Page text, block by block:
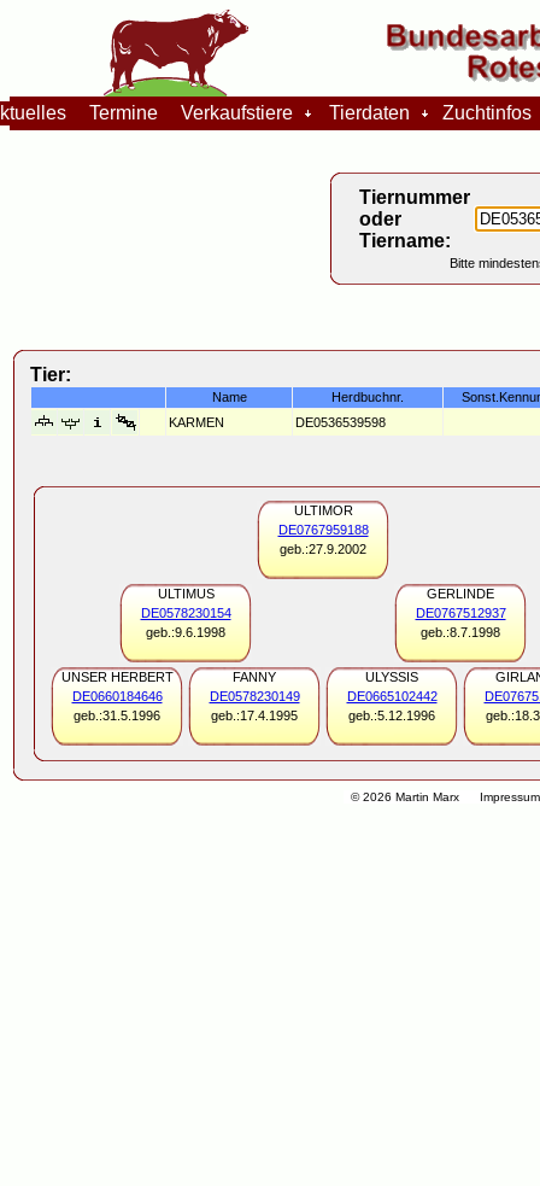
© 2026 Martin Marx
Termine Verkaufstiere Tierdaten Zuchtinfos
Tiernummer
oder
Tiername:
Bitte
Tier:
Name Herdbuchnr.
KARMEN
DE0536539598
ULTIMOR
DE0767959188
geb.:27.9.2002
ULTIMUS
DE0578230154
geb.:9.6.1998
GERLINDE
DE0767512937
geb.:8.7.1998
UNSER HERBERT
DE0660184646
geb.:31.5.1996
FANNY
DE0578230149
geb.:17.4.1995
ULYSSIS
DE0665102442
geb.:5.12.1996